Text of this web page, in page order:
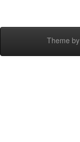
Theme by